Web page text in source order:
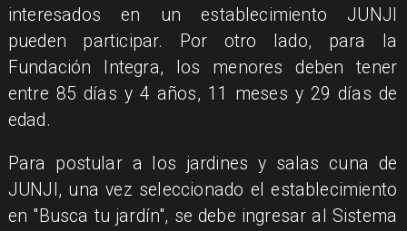
interesados en un establecimiento JUNJI
pueden participar. Por otro lado, para la
Fundación Integra, los menores deben tener
entre 85 días y 4 años, 11 meses y 29 días de
edad.
Para postular a los jardines y salas cuna de
JUNJI, una vez seleccionado el establecimiento
en "Busca tu jardín", se debe ingresar al Sistema